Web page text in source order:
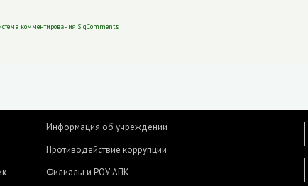
комментирования SigComments
Информация об учреждении
Противодействие коррупции
Филиалы и РОУ АПК